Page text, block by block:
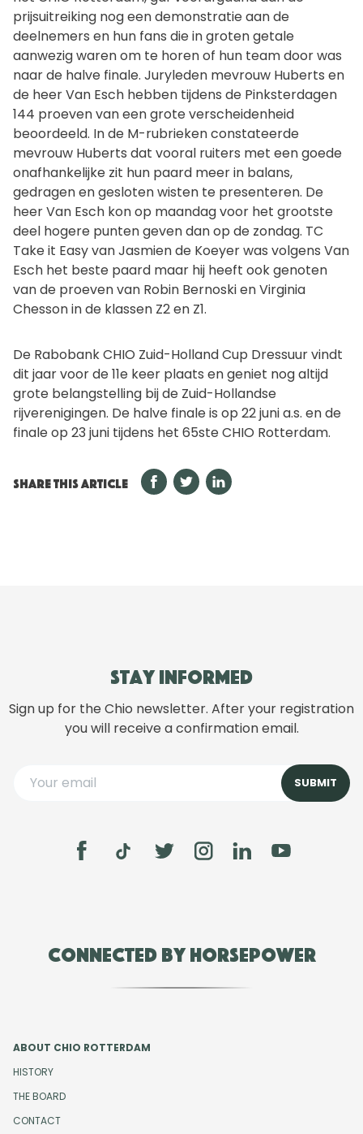
prijsuitreiking nog een demonstratie aan de
deelnemers en hun fans die in groten getale
aanwezig waren om te horen of hun team door was
naar de halve finale. Juryleden mevrouw Huberts en
de heer Van Esch hebben tijdens de Pinksterdagen
144 proeven van een grote verscheidenheid
beoordeeld. In de M-rubrieken constateerde
mevrouw Huberts dat vooral ruiters met een goede
onafhankelijke zit hun paard meer in balans,
gedragen en gesloten wisten te presenteren. De
heer Van Esch kon op maandag voor het grootste
deel hogere punten geven dan op de zondag. TC
Take it Easy van Jasmien de Koeyer was volgens Van
Esch het beste paard maar hij heeft ook genoten
van de proeven van Robin Bernoski en Virginia
Chesson in de klassen Z2 en Z1.
De Rabobank CHIO Zuid-Holland Cup Dressuur vindt
dit jaar voor de 11e keer plaats en geniet nog altijd
grote belangstelling bij de Zuid-Hollandse
rijverenigingen. De halve finale is op 22 juni a.s. en de
finale op 23 juni tijdens het 65ste CHIO Rotterdam.
SHARE THIS ARTICLE
Stay informed
Sign up for the Chio newsletter. After your registration
you will receive a confirmation email.
Connected by Horsepower
ABOUT CHIO ROTTERDAM
HISTORY
THE BOARD
CONTACT